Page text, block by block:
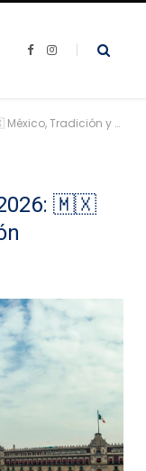
F
o
k
I
r
a
Guía Mundial de Fútbol 2026: 🇲🇽 México, Tradición y Pasión
2026: 🇲🇽